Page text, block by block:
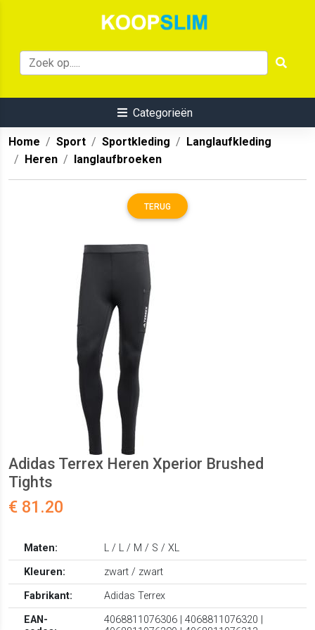
Categorieën
Home Sport Sportkleding
Langlaufkleding
Heren
langlaufbroeken
TERUG
Adidas Terrex Heren Xperior Brushed
Tights
€ 81.20
Maten:
L / L / M / S / XL
Kleuren:
zwart / zwart
Fabrikant:
Adidas Terrex
EAN-
4068811076306 | 4068811076320 |